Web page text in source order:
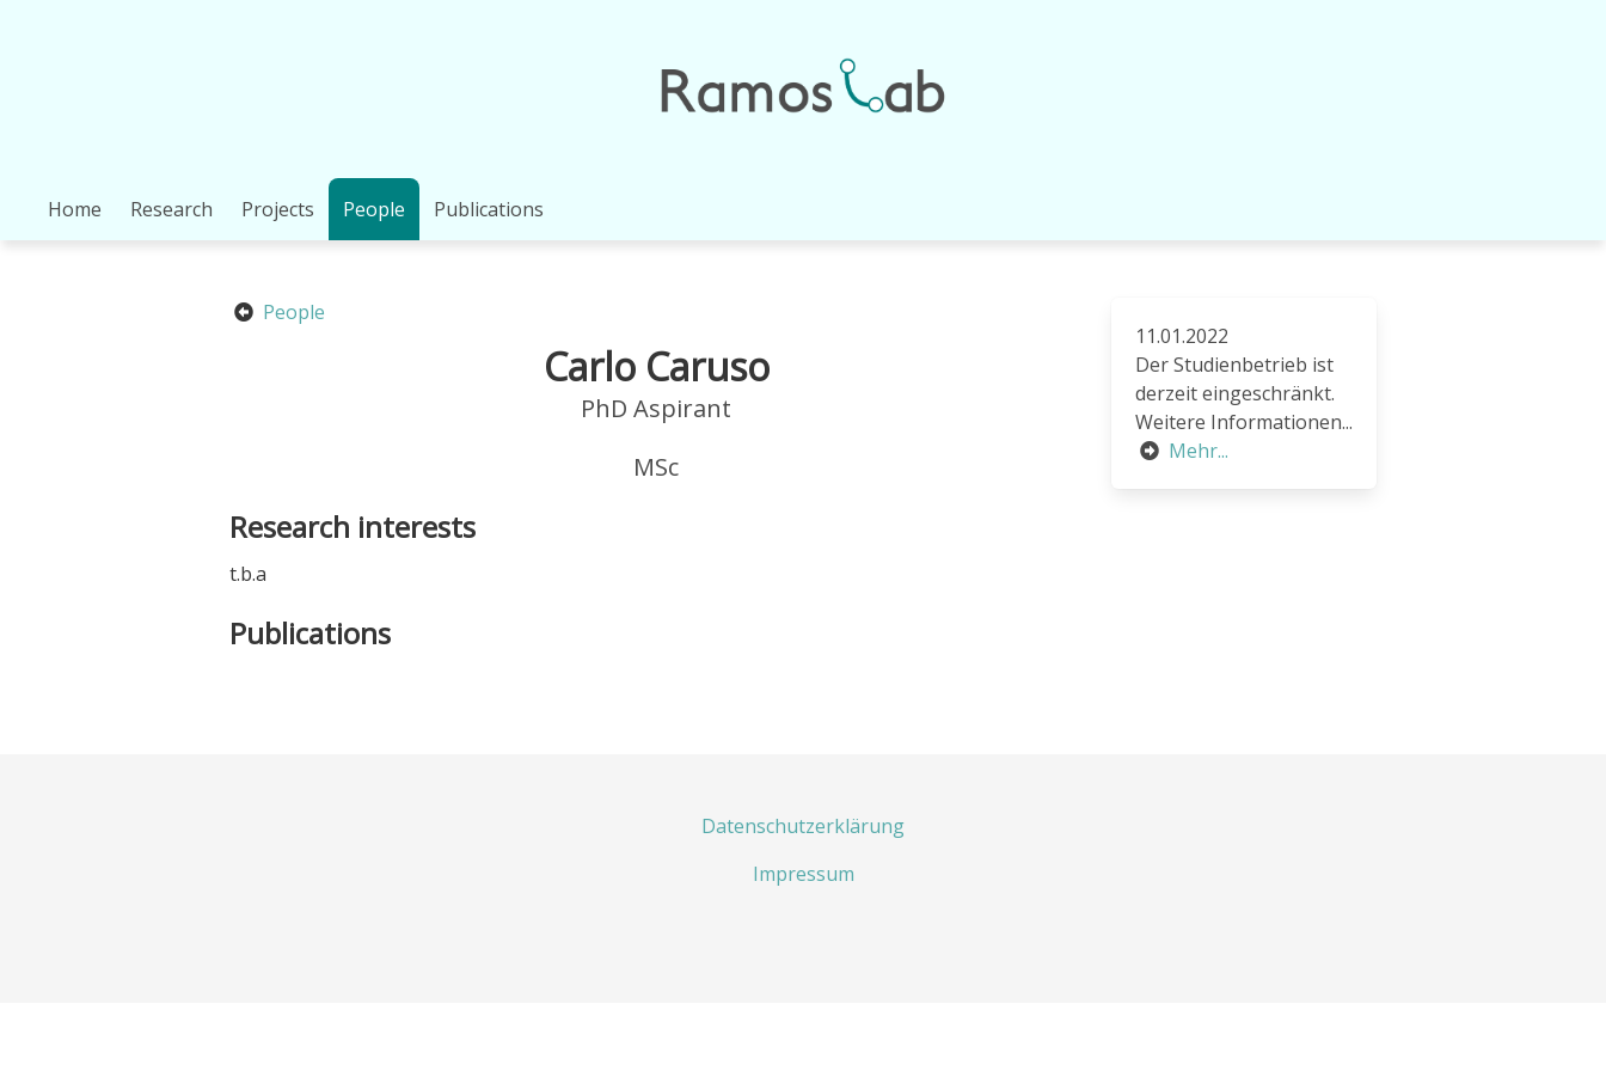
Home Research Projects People Publications
People
Carlo Caruso
PhD Aspirant
MSc
Research interests
t.b.a
Publications
11.01.2022
Der Studienbetrieb ist
derzeit eingeschränkt.
Weitere Informationen...
Mehr...
Datenschutzerklärung
Impressum